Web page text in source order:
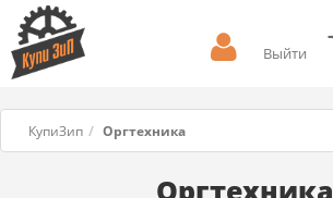
Выйти
КупиЗип Оргтехника
Оргтехника